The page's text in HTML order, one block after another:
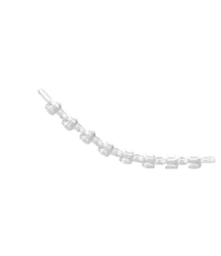
lista
Adicionar
para